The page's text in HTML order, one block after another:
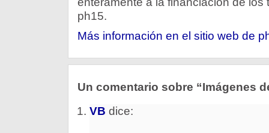
ph15.
Más información en el sitio web de
Un comentario sobre “Imágenes
VB dice: